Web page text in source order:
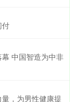
付
中国智造为中非
，为男性健康提